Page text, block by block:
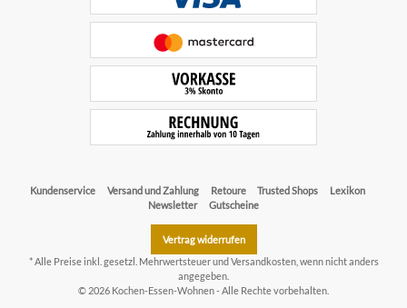
Kundenservice Versand und Zahlung Retoure Trusted Shops
Lexikon
Newsletter
Gutscheine
Vertrag widerrufen
* Alle Preise inkl. gesetzl. Mehrwertsteuer undVersandkosten, wenn nicht anders
angegeben.
© 2026 Kochen-Essen-Wohnen - Alle Rechte vorbehalten.